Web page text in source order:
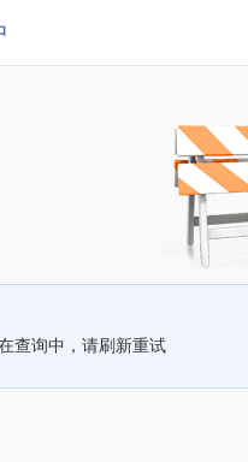
查询中，请刷新重试